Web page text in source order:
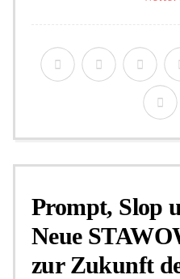
Prompt, Slop
Neue
zur Zukunft